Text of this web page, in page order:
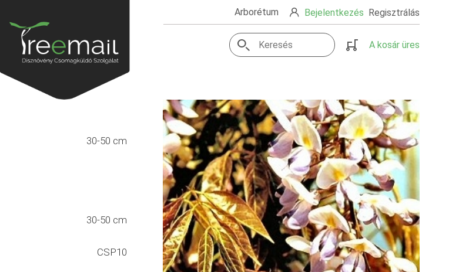
Arborétum Bejelentkezés Regisztrálás
A kosár üres
30-50 cm
30-50 cm
CSP10